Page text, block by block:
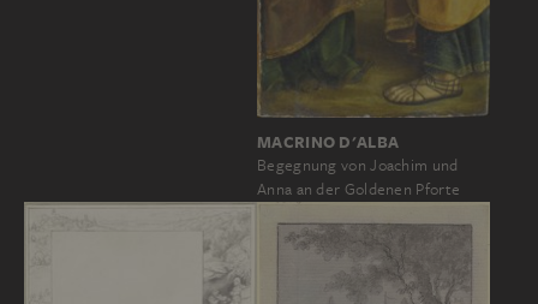
MACRINO D'ALBA
Begegnung von Joachim und
Anna an der Goldenen Pforte